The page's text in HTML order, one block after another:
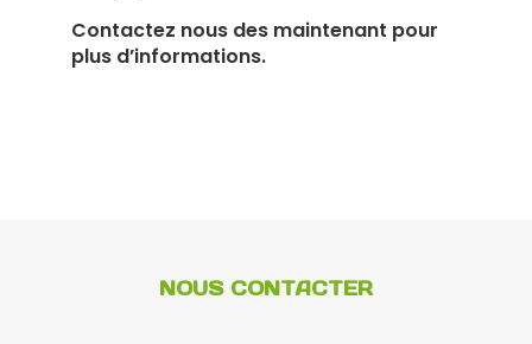
Contactez nous des maintenant pour
plus d’informations.
NOUS CONTACTER